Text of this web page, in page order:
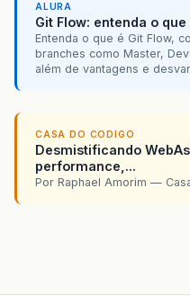
ALURA
Git Flow: entenda o
Entenda o que é Git Flow,
branches como Master,
além de vantagens e
CASA DO CODIGO
Desmistificando
performance,...
Por Raphael Amorim —